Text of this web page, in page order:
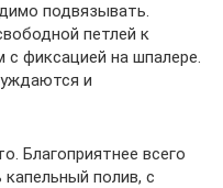
подвязывать.
петлей к
фиксацией на шпалере.
и
Благоприятнее всего
полив, с